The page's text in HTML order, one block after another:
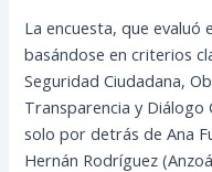
La encuesta, que evaluó
basándose en criterios
Seguridad Ciudadana,
Transparencia y Diálogo
solo por detrás de Ana
Hernán Rodríguez